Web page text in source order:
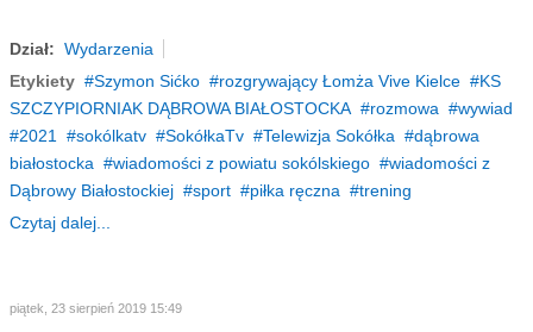
Dział: Wydarzenia
Etykiety
Szymon Sićko rozgrywający Łomża Vive Kielce
KS
SZCZYPIORNIAK DĄBROWA BIAŁOSTOCKA
rozmowa
wywiad
2021
sokólkatv SokółkaTv Telewizja Sokółka
dąbrowa
białostocka
wiadomości z powiatu sokólskiego
wiadomości z
Dąbrowy Białostockiej
sport piłka ręczna
trening
Czytaj dalej...
piątek, 23 sierpień 2019 15:49